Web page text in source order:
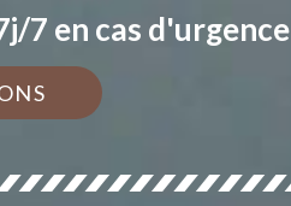
7 en cas d'urgence